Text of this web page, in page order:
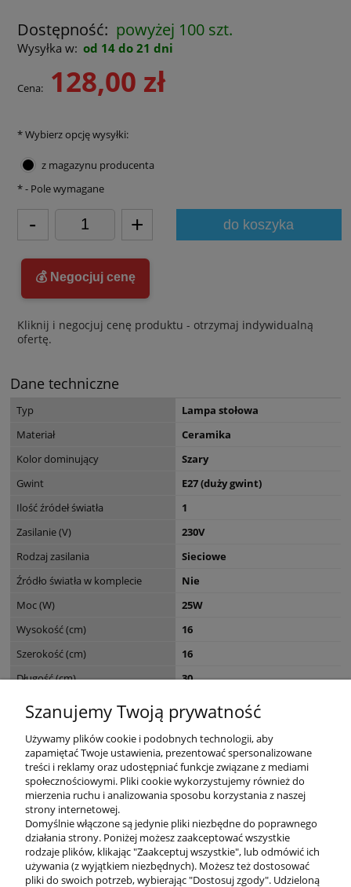
Dostępność: powyżej 100 szt.
Wysyłka w: od 14 do 21 dni
Cena: 128,00 zł
*Wybierz opcję wysyłki:
z magazynu producenta
- + do koszyka
*- Pole wymagane
💰 Negocjuj cenę
Kliknij i negocjuj cenę produktu - otrzymaj indywidualną
ofertę.
Dane techniczne
Typ
Lampa stołowa
Materiał
Ceramika
Kolor dominujący
Szary
Gwint
E27 (duży gwint)
Ilość źródeł światła
1
Zasilanie (V)
230V
Rodzaj zasilania
Sieciowe
Źródło światła w komplecie
Nie
Moc (W)
25W
Wysokość (cm)
16
Szerokość (cm)
16
Długość (cm)
30
Seria
Wymiary opakowania (cm)
18 x 18 x 28
KONTAKT
DODATKOWE
Szanujemy Twoją prywatność
Używamy plików cookie i podobnych technologii, aby
zapamiętać Twoje ustawienia, prezentować spersonalizowane
treści i reklamy oraz udostępniać funkcje związane z mediami
społecznościowymi. Pliki cookie wykorzystujemy również do
mierzenia ruchu i analizowania sposobu korzystania z naszej
strony internetowej.
Domyślnie włączone są jedynie pliki niezbędne do poprawnego
działania strony. Poniżej możesz zaakceptować wszystkie
rodzaje plików, klikając "Zaakceptuj wszystkie", lub odmówić ich
używania (z wyjątkiem niezbędnych). Możesz też dostosować
pliki do swoich potrzeb, wybierając "Dostosuj zgody". Udzieloną